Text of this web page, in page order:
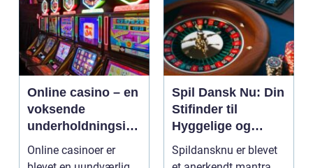
Online casino – en
voksende
underholdningsind
ustri
Online casinoer er
Spil Dansk Nu: Din
Stifinder til
Hyggelige og
Underholdende
Online Casinoer
Spildansknu er blevet